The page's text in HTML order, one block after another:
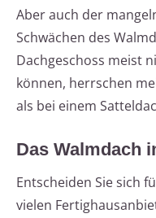
Aber auch der
Schwächen des
Dachgeschoss meist
können, herrschen
als bei einem
Das Walmdach
Entscheiden Sie sich
vielen